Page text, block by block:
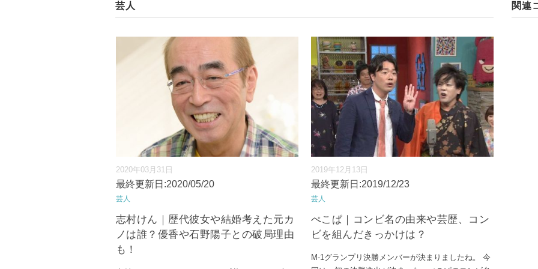
芸人
2020年03月31日
最終更新日:2020/05/20
芸人
志村けん｜歴代彼女や結婚考えた元カ
ノは誰？優香や石野陽子との破局理由
も！
2019年12月13日
最終更新日:2019/12/23
芸人
ぺこぱ｜コンビ名の由来や芸歴、コン
ビを組んだきっかけは？
M-1グランプリ決勝メンバーが決まりましたね。 今
関連